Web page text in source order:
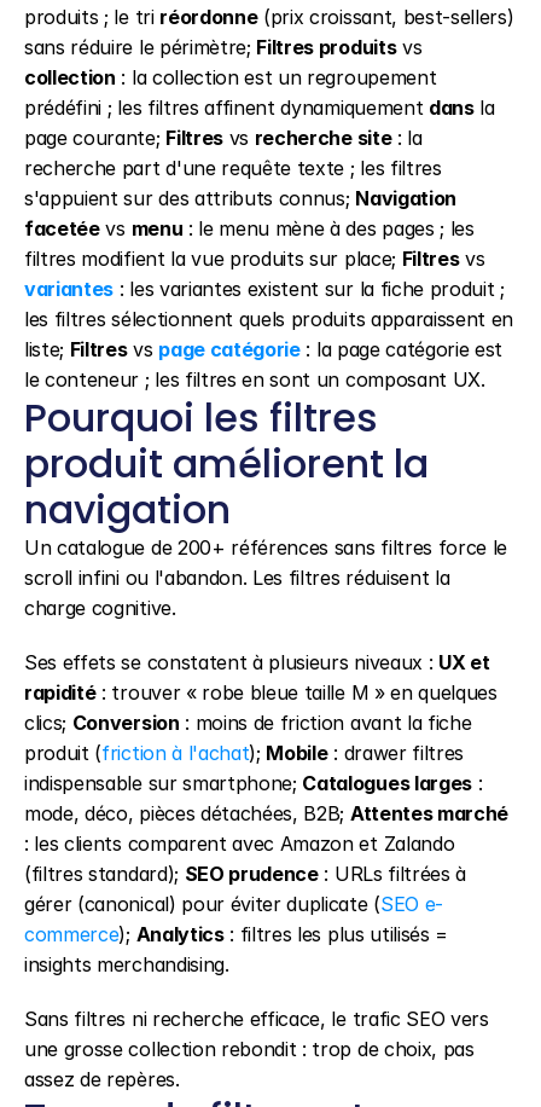
produits ; le tri réordonne (prix croissant, best-sellers)
sans réduire le périmètre; Filtres produits
collection : la collection est un regroupement
prédéfini ; les filtres affinent dynamiquement dans la
page courante; Filtres vs recherche site : la
recherche part d'une requête texte ; les filtres
s'appuient sur des attributs connus; Navigation
facetée vs menu : le menu mène à des pages ; les
filtres modifient la vue produits sur place; Filtres
variantes : les variantes existent sur la fiche produit ;
les filtres sélectionnent quels produits apparaissent en
liste; Filtres vs page catégorie : la page catégorie est
le conteneur ; les filtres en sont un composant UX.
Pourquoi les filtres
produit améliorent la
navigation
Un catalogue de 200+ références sans filtres force le
scroll infini ou l'abandon. Les filtres réduisent la
charge cognitive.
Ses effets se constatent à plusieurs niveaux : UX et
rapidité : trouver « robe bleue taille M » en quelques
clics; Conversion : moins de friction avant la fiche
produit (friction à l'achat); Mobile : drawer filtres
indispensable sur smartphone; Catalogues larges :
mode, déco, pièces détachées, B2B; Attentes marché
: les clients comparent avec Amazon et Zalando
(filtres standard); SEO prudence : URLs filtrées à
gérer (canonical) pour éviter duplicate (SEO e-
commerce); Analytics : filtres les plus utilisés =
insights merchandising.
Sans filtres ni recherche efficace, le trafic SEO vers
une grosse collection rebondit : trop de choix, pas
assez de repères.